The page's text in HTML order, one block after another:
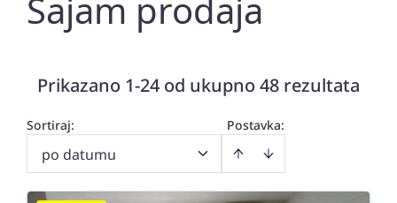
Sajam prodaja
Prikazano 1-24 od ukupno 48 rezultata
Postavka:
Sortiraj:
po datumu